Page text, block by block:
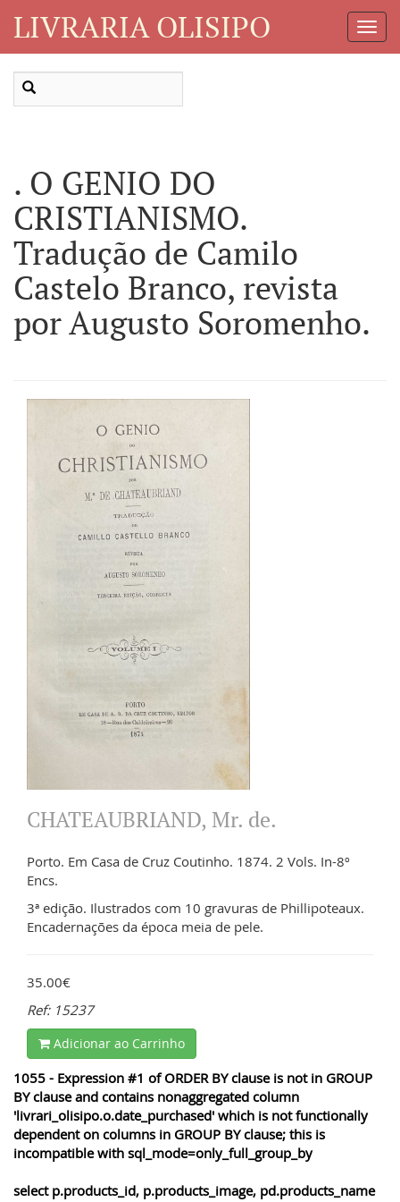
LIVRARIA OLISIPO
. O GENIO DO
CRISTIANISMO.
Tradução de Camilo
Castelo Branco, revista
por Augusto Soromenho.
CHATEAUBRIAND, Mr. de.
Porto. Em Casa de Cruz Coutinho. 1874. 2 Vols. In-8º
Encs.
3ª edição. Ilustrados com 10 gravuras de Phillipoteaux.
Encadernações da época meia de pele.
35.00€
Ref: 15237
Adicionar ao Carrinho
1055 - Expression #1 of ORDER BY clause is not in GROUP
BY clause and contains nonaggregated column
'livrari_olisipo.o.date_purchased' which is not functionally
dependent on columns in GROUP BY clause; this is
incompatible with sql_mode=only_full_group_by
select p.products_id, p.products_image, pd.products_name